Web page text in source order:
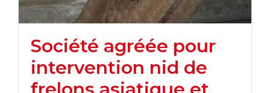
Société agréée pour
intervention nid de